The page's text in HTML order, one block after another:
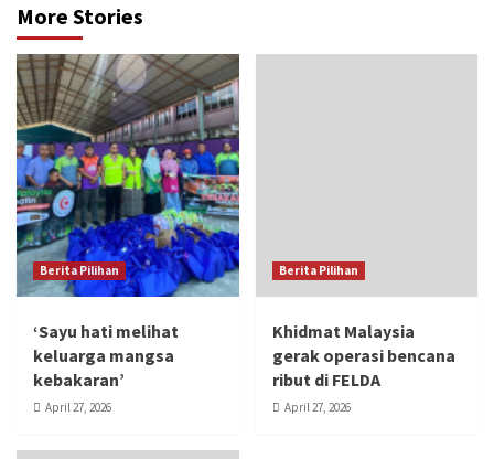
More Stories
Berita Pilihan
‘Sayu hati melihat
keluarga mangsa
kebakaran’
April 27, 2026
Berita Pilihan
Khidmat Malaysia
gerak operasi bencana
ribut di FELDA
April 27, 2026